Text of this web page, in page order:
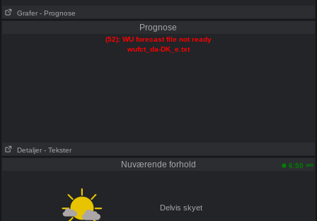
Grafer - Prognose
Prognose
(52): WU forecast file not ready
wufct_da-DK_e.txt
Detaljer - Tekster
Nuværende forhold 6:50 am
Delvis skyet